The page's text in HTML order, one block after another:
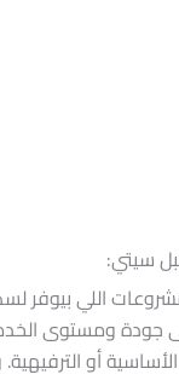
سيتي:
اللي
ومستوى
أو